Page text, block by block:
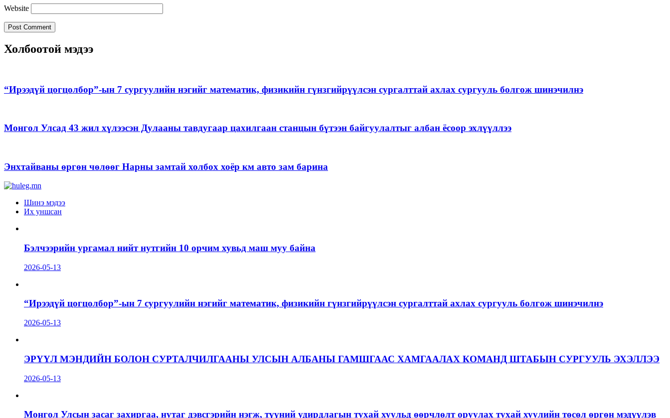
Website
Холбоотой мэдээ
“Ирээдүй цогцолбор”-ын 7 сургуулийн нэгийг математик, физикийн гүнзгийрүүлсэн сургалттай ахлах сургууль болгож шинэчилнэ
Монгол Улсад 43 жил хүлээсэн Дулааны тавдугаар цахилгаан станцын бүтээн байгуулалтыг албан ёсоор эхлүүллээ
Энхтайваны өргөн чөлөөг Нарны замтай холбох хоёр км авто зам барина
Шинэ мэдээ
Их уншсан
Бэлчээрийн ургамал нийт нутгийн 10 орчим хувьд маш муу байна
2026-05-13
“Ирээдүй цогцолбор”-ын 7 сургуулийн нэгийг математик, физикийн гүнзгийрүүлсэн сургалттай ахлах сургууль болгож шинэчилнэ
2026-05-13
ЭРҮҮЛ МЭНДИЙН БОЛОН СУРТАЛЧИЛГААНЫ УЛСЫН АЛБАНЫ ГАМШГААС ХАМГААЛАХ КОМАНД ШТАБЫН СУРГУУЛЬ ЭХЭЛЛЭЭ
2026-05-13
Монгол Улсын засаг захиргаа, нутаг дэвсгэрийн нэгж, түүний удирдлагын тухай хуульд өөрчлөлт оруулах тухай хуулийн төсөл өргөн мэдүүлэв